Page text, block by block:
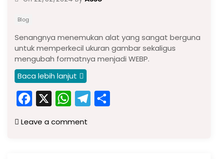
Blog
Senangnya menemukan alat yang sangat berguna
untuk memperkecil ukuran gambar sekaligus
mengubah formatnya menjadi WEBP.
Baca lebih lanjut
F
a
c
X W
h
a
T
el
Leave a comment